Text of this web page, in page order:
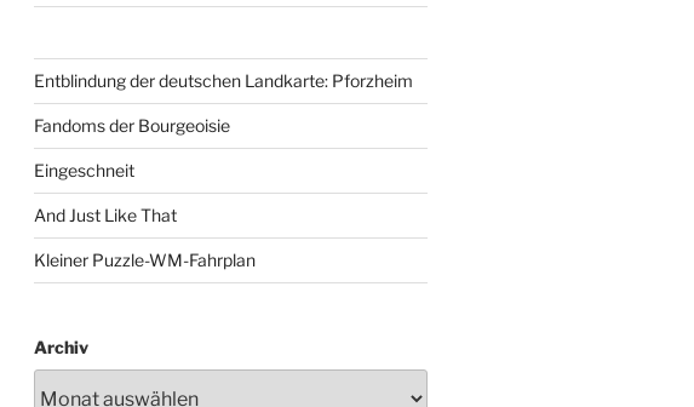
Entblindung der deutschen Landkarte: Pforzheim
Fandoms der Bourgeoisie
Eingeschneit
And Just Like That
Kleiner Puzzle-WM-Fahrplan
Archiv